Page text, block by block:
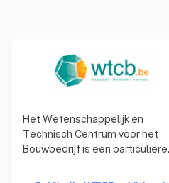
Het Wetenschappelijk en
Technisch Centrum voor het
Bouwbedrijf is een particuliere
in 1960 om het toegepaste